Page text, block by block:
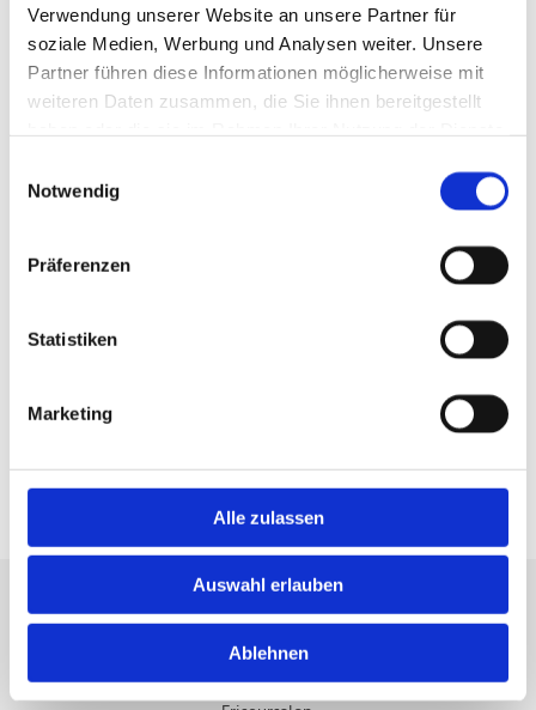
Verwendung unserer Website an unsere Partner für
soziale Medien, Werbung und Analysen weiter. Unsere
Partner führen diese Informationen möglicherweise mit
weiteren Daten zusammen, die Sie ihnen bereitgestellt
Notwendig
Präferenzen
Statistiken
Marketing
Alle zulassen
Auswahl erlauben
Ablehnen
Maschinenschnitt 20,00 €
KOSMETIK / EXTRAS
Augenbrauen zupfen 6,00 €
9,50 €
Sofortkur 5,50 €
Spezialkur inkl. Kopfmassage 12,00 €
Impressionen vom Salon für
tolle Haarschnitte und Frisuren
Machen Sie sich hier einen ersten Eindruck von unserem